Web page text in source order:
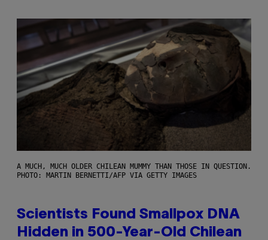
A MUCH, MUCH OLDER CHILEAN MUMMY THAN THOSE IN QUESTION.
PHOTO: MARTIN BERNETTI/AFP VIA GETTY IMAGES
Scientists Found Smallpox DNA
Hidden in 500-Year-Old Chilean